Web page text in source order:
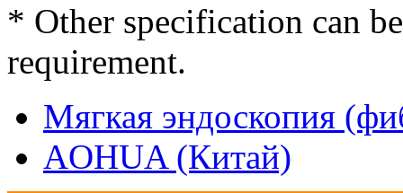
* Other specification can
requirement.
Мягкая эндоскопия
AOHUA (Китай)